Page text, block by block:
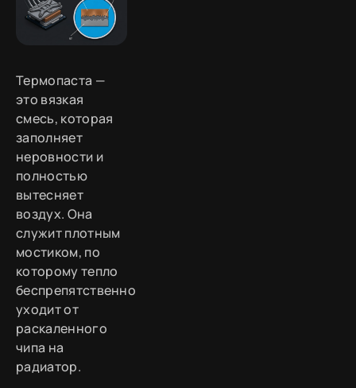
Термопаста —
это вязкая
смесь, которая
заполняет
неровности и
полностью
вытесняет
воздух. Она
служит плотным
мостиком, по
которому тепло
беспрепятственно
уходит от
раскаленного
чипа на
радиатор.